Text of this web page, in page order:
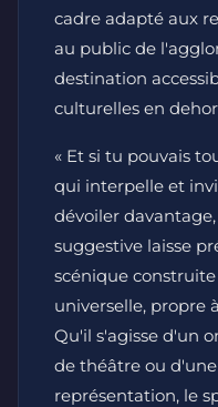
cadre adapté aux
au public de
destination
culturelles en
« Et si tu pouvais
qui interpelle et
dévoiler
suggestive laisse
scénique
universelle, propre
Qu'il s'agisse d'un
de théâtre ou
représentation, le